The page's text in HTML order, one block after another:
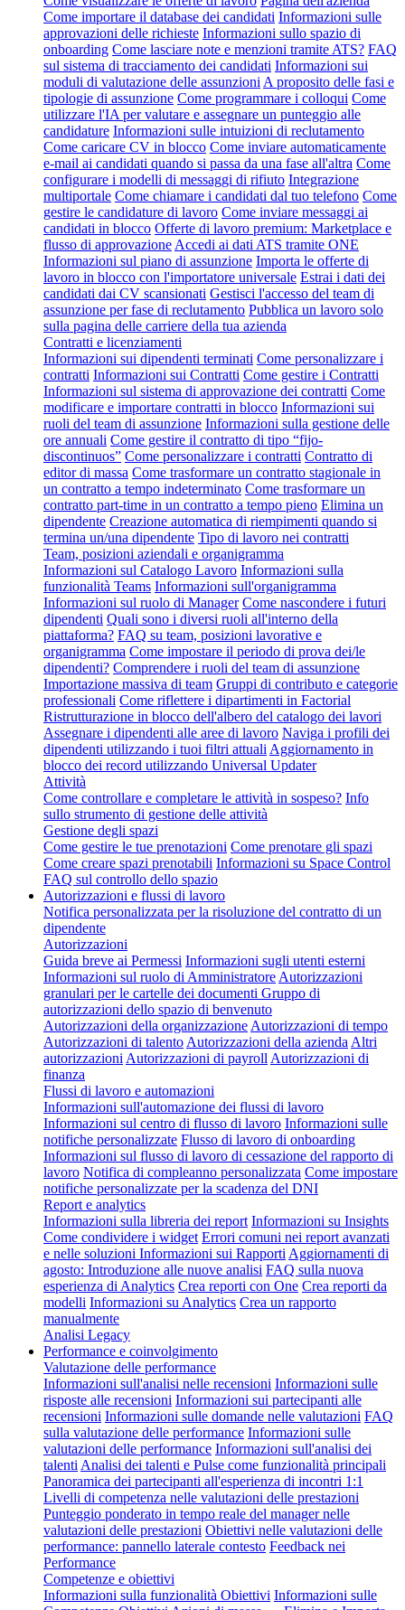
Come importare il database dei candidati Informazioni sulle
approvazioni delle richieste Informazioni sullo spazio di
onboarding Come lasciare note e menzioni tramite ATS? FAQ
sul sistema di tracciamento dei candidati Informazioni sui
moduli di valutazione delle assunzioni A proposito delle fasi e
tipologie di assunzione Come programmare i colloqui Come
utilizzare l'IA per valutare e assegnare un punteggio alle
candidature Informazioni sulle intuizioni di reclutamento
Come caricare CV in blocco Come inviare automaticamente
e-mail ai candidati quando si passa da una fase all'altra Come
configurare i modelli di messaggi di rifiuto Integrazione
multiportale Come chiamare i candidati dal tuo telefono Come
gestire le candidature di lavoro Come inviare messaggi ai
candidati in blocco Offerte di lavoro premium: Marketplace e
flusso di approvazione Accedi ai dati ATS tramite ONE
Informazioni sul piano di assunzione Importa le offerte di
lavoro in blocco con l'importatore universale Estrai i dati dei
candidati dai CV scansionati Gestisci l'accesso del team di
assunzione per fase di reclutamento Pubblica un lavoro solo
sulla pagina delle carriere della tua azienda
Contratti e licenziamenti
Informazioni sui dipendenti terminati Come personalizzare i
contratti Informazioni sui Contratti Come gestire i Contratti
Informazioni sul sistema di approvazione dei contratti Come
modificare e importare contratti in blocco Informazioni sui
ruoli del team di assunzione Informazioni sulla gestione delle
ore annuali Come gestire il contratto di tipo “fijo-
discontinuos” Come personalizzare i contratti Contratto di
editor di massa Come trasformare un contratto stagionale in
un contratto a tempo indeterminato Come trasformare un
contratto part-time in un contratto a tempo pieno Elimina un
dipendente Creazione automatica di riempimenti quando si
termina un/una dipendente Tipo di lavoro nei contratti
Team, posizioni aziendali e organigramma
Informazioni sul Catalogo Lavoro Informazioni sulla
funzionalità Teams Informazioni sull'organigramma
Informazioni sul ruolo di Manager Come nascondere i futuri
dipendenti Quali sono i diversi ruoli all'interno della
piattaforma? FAQ su team, posizioni lavorative e
organigramma Come impostare il periodo di prova dei/le
dipendenti? Comprendere i ruoli del team di assunzione
Importazione massiva di team Gruppi di contributo e categorie
professionali Come riflettere i dipartimenti in Factorial
Ristrutturazione in blocco dell'albero del catalogo dei lavori
Assegnare i dipendenti alle aree di lavoro Naviga i profili dei
dipendenti utilizzando i tuoi filtri attuali Aggiornamento in
blocco dei record utilizzando Universal Updater
Attività
Come controllare e completare le attività in sospeso? Info
sullo strumento di gestione delle attività
Gestione degli spazi
Come gestire le tue prenotazioni Come prenotare gli spazi
Come creare spazi prenotabili Informazioni su Space Control
FAQ sul controllo dello spazio
Autorizzazioni e flussi di lavoro
Notifica personalizzata per la risoluzione del contratto di un
dipendente
Autorizzazioni
Guida breve ai Permessi Informazioni sugli utenti esterni
Informazioni sul ruolo di Amministratore Autorizzazioni
granulari per le cartelle dei documenti Gruppo di
autorizzazioni dello spazio di benvenuto
Autorizzazioni della organizzazione Autorizzazioni di tempo
Autorizzazioni di talento Autorizzazioni della azienda Altri
autorizzazioni Autorizzazioni di payroll Autorizzazioni di
finanza
Flussi di lavoro e automazioni
Informazioni sull'automazione dei flussi di lavoro
Informazioni sul centro di flusso di lavoro Informazioni sulle
notifiche personalizzate Flusso di lavoro di onboarding
Informazioni sul flusso di lavoro di cessazione del rapporto di
lavoro Notifica di compleanno personalizzata Come impostare
notifiche personalizzate per la scadenza del DNI
Report e analytics
Informazioni sulla libreria dei report Informazioni su Insights
Come condividere i widget Errori comuni nei report avanzati
e nelle soluzioni Informazioni sui Rapporti Aggiornamenti di
agosto: Introduzione alle nuove analisi FAQ sulla nuova
esperienza di Analytics Crea reporti con One Crea reporti da
modelli Informazioni su Analytics Crea un rapporto
manualmente
Analisi Legacy
Performance e coinvolgimento
Valutazione delle performance
Informazioni sull'analisi nelle recensioni Informazioni sulle
risposte alle recensioni Informazioni sui partecipanti alle
recensioni Informazioni sulle domande nelle valutazioni FAQ
sulla valutazione delle performance Informazioni sulle
valutazioni delle performance Informazioni sull'analisi dei
talenti Analisi dei talenti e Pulse come funzionalità principali
Panoramica dei partecipanti all'esperienza di incontri 1:1
Livelli di competenza nelle valutazioni delle prestazioni
Punteggio ponderato in tempo reale del manager nelle
valutazioni delle prestazioni Obiettivi nelle valutazioni delle
performance: pannello laterale contesto Feedback nei
Performance
Competenze e obiettivi
Informazioni sulla funzionalità Obiettivi Informazioni sulle